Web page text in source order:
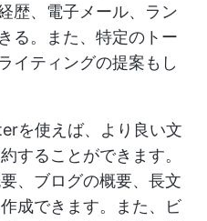
歴、電子メール、ラン
る。また、特定のトー
イティングの提案もし
を使えば、より良い文
することができます。
、ブログの概要、長文
成できます。また、ビ